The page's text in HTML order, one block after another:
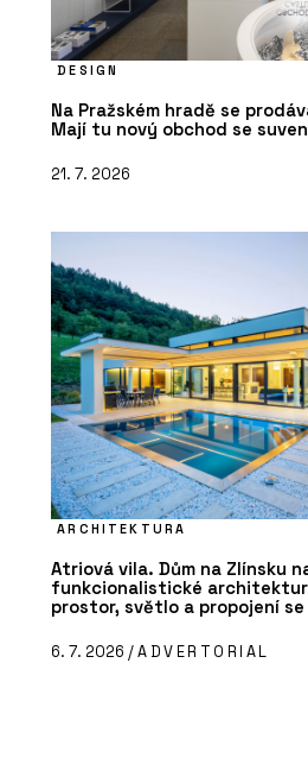
DESIGN
Na Pražském hradě se
Mají tu nový obchod se
21. 7. 2026
ARCHITEKTURA
Atriová vila. Dům na Zlínsku
funkcionalistické
prostor, světlo a propojení
6. 7. 2026 /ADVERTORIAL